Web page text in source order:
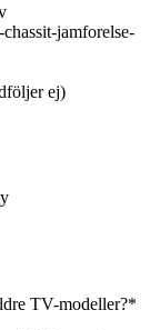
jamforelse-
ej)
TV-modeller?*